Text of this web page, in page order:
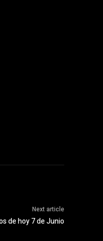
Next article
de hoy 7 de Junio